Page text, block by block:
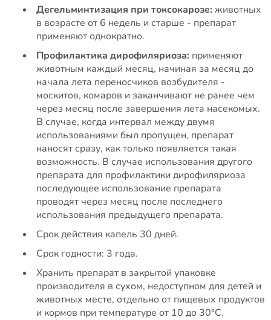
Дегельминтизация при токсокарозе: животных
в возрасте от 6 недель и старше - препарат
применяют однократно.
Профилактика дирофиляриоза: применяют
животным каждый месяц, начиная за месяц до
начала лета переносчиков возбудителя -
москитов, комаров и заканчивают не ранее чем
через месяц после завершения лета насекомых.
В случае, когда интервал между двумя
использованиями был пропущен, препарат
наносят сразу, как только появляется такая
возможность. В случае использования другого
препарата для профилактики дирофиляриоза
последующее использование препарата
проводят через месяц после последнего
использования предыдущего препарата.
Срок действия капель 30 дней.
Срок годности: 3 года.
Хранить препарат в закрытой упаковке
производителя в сухом, недоступном для детей и
животных месте, отдельно от пищевых продуктов
и кормов при температуре от 10 до 30°C.